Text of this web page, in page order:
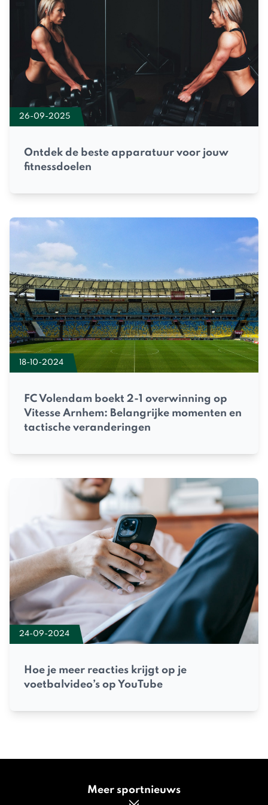
26-09-2025
Ontdek de beste apparatuur voor jouw
fitnessdoelen
18-10-2024
FC Volendam boekt 2-1 overwinning op
Vitesse Arnhem: Belangrijke momenten en
tactische veranderingen
24-09-2024
Hoe je meer reacties krijgt op je
voetbalvideo’s op YouTube
Meer sportnieuws